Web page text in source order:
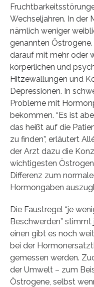
Wechseljahren. In der
nämlich weniger
genannten
darauf mit mehr oder
körperlichen und
Hitzewallungen und
Depressionen. In
Probleme mit
bekommen. “Es ist
das heißt auf die
zu finden”, erläutert
der Arzt dazu die
wichtigesten
Differenz zum
Hormongaben
Die Faustregel “je
Beschwerden”
einen gibt es noch
bei der
gemessen werden.
der Umwelt – zum
Östrogene, selbst